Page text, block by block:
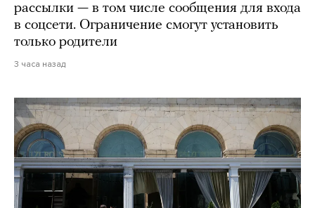
рассылки — в том числе сообщения для входа
в соцсети. Ограничение смогут установить
только родители
3 часа назад